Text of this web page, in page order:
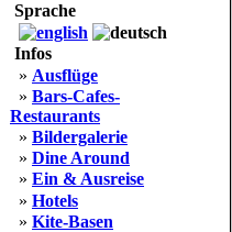
Sprache
Infos
» Ausflüge
» Bars-Cafes-
Restaurants
» Bildergalerie
» Dine Around
» Ein & Ausreise
» Hotels
» Kite-Basen